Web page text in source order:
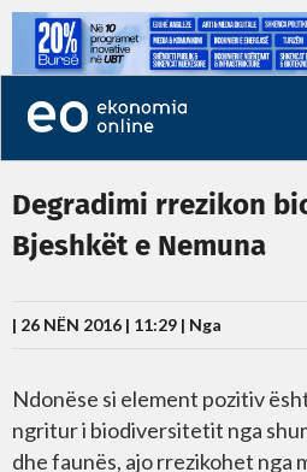
Degradimi rrezikon
Bjeshkët e Nemuna
| 26 NËN 2016 | 11:29 | Nga
Ndonëse si element pozitiv
ngritur i biodiversitetit nga
dhe faunës, ajo rrezikohet nga